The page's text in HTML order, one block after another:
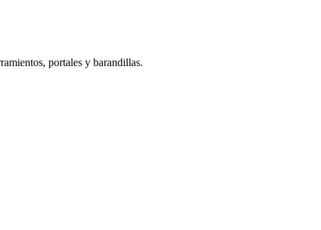
portales y barandillas.